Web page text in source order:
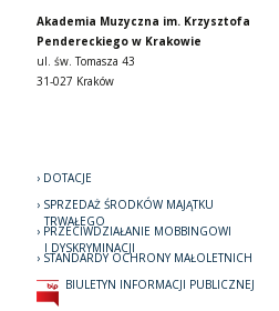
Akademia Muzyczna im. Krzysztofa
Pendereckiego w Krakowie
ul. św. Tomasza 43
31-027 Kraków
DOTACJE
SPRZEDAŻ ŚRODKÓW MAJĄTKU
TRWAŁEGO
PRZECIWDZIAŁANIE MOBBINGOWI
I DYSKRYMINACJI
STANDARDY OCHRONY MAŁOLETNICH
BIULETYN INFORMACJI PUBLICZNEJ